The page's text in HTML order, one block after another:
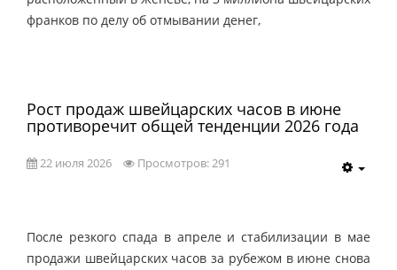
франков по делу об отмывании денег,
Рост продаж швейцарских часов в июне
противоречит общей тенденции 2026 года
22 июля 2026 Просмотров: 291
После резкого спада в апреле и стабилизации в мае
продажи швейцарских часов за рубежом в июне снова